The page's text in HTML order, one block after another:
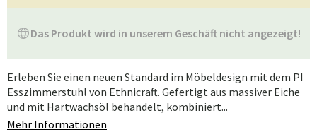
Das Produkt wird in unserem Geschäft nicht angezeigt!
Erleben Sie einen neuen Standard im Möbeldesign mit dem PI
Esszimmerstuhl von Ethnicraft. Gefertigt aus massiver Eiche
und mit Hartwachsöl behandelt, kombiniert...
Mehr Informationen